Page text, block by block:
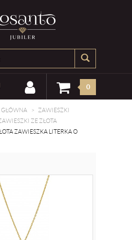
0
GŁÓWNA
ZAWIESZKI
ZE ZŁOTA
ZAWIESZKA LITERKA O